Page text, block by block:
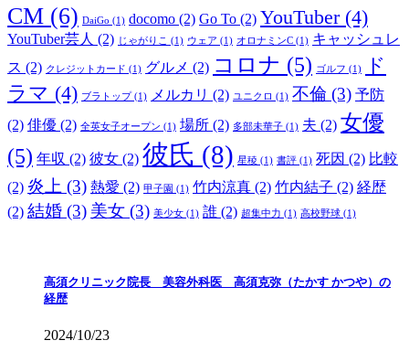
CM (6) DaiGo (1) docomo (2) Go To (2) YouTuber(4)
YouTuber芸人 (2) じゃがりこ (1) ウェア (1) オロナミンC (1) キャッシュレ
ス (2) クレジットカード (1) グルメ (2) コロナ (5) ゴルフ (1)
ド
ラマ (4) ブラトップ(1) メルカリ (2) ユニクロ (1) 不倫 (3) 予防
(2) 俳優 (2) 全英女子オープン (1) 場所 (2) 多部未華子 (1) 夫 (2) 女優
(5) 年収 (2) 彼女 (2) 彼氏 (8) 星稜 (1) 書評 (1) 死因 (2) 比較
(2) 炎上 (3) 熱愛 (2) 甲子園 (1) 竹内涼真 (2) 竹内結子 (2) 経歴
(2) 結婚 (3) 美女 (3) 美少女 (1) 誰 (2) 超集中力 (1) 高校野球 (1)
高須クリニック院長 美容外科医 高須克弥（たかす かつや）の
経歴
2024/10/23